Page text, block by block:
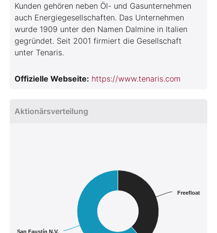
Kunden gehören neben Öl- und Gasunternehmen
auch Energiegesellschaften. Das Unternehmen
wurde 1909 unter den Namen Dalmine in Italien
gegründet. Seit 2001 firmiert die Gesellschaft
unter Tenaris.
Offizielle Webseite: https://www.tenaris.com
Aktionärsverteilung
Freefloat
San Faustín N.V.